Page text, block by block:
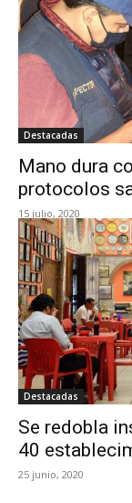
Destacadas
Mano dura
protocolos
15 julio, 2020
Destacadas
Se redobla
40
25 junio, 2020